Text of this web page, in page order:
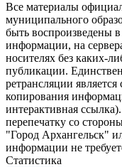
Все материалы
муниципального
быть воспроизведены
информации, на
носителях без каких-
публикации.
ретрансляции
копирования
интерактивная
перепечатку со
"Город Архангельск"
информации не
Статистика